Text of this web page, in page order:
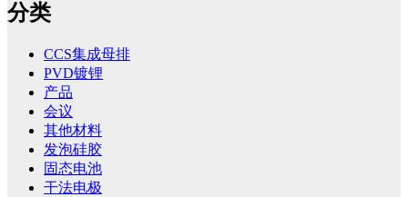
分类
CCS集成母排
PVD镀锂
产品
会议
其他材料
发泡硅胶
固态电池
干法电极